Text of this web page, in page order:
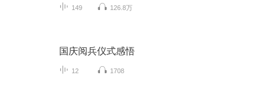
149 126.8万
国庆阅兵仪式感悟
12 1708